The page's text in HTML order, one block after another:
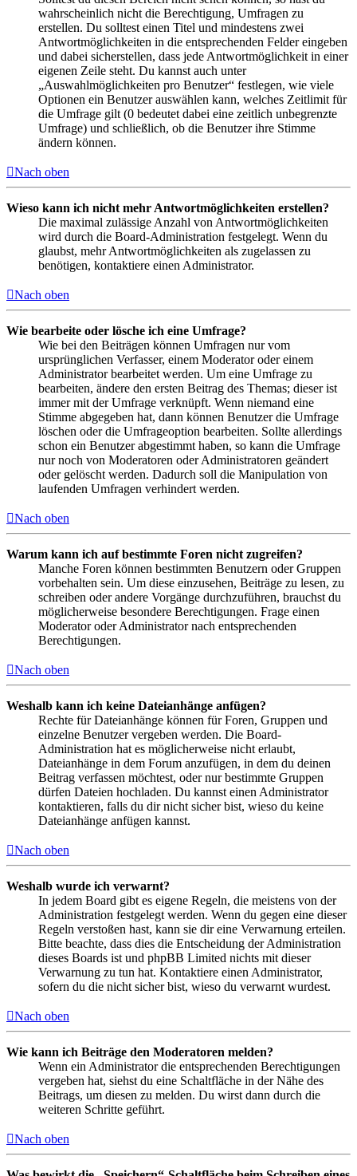
wahrscheinlich nicht die Berechtigung, Umfragen zu
erstellen. Du solltest einen Titel und mindestens zwei
Antwortmöglichkeiten in die entsprechenden Felder eingeben
und dabei sicherstellen, dass jede Antwortmöglichkeit in einer
eigenen Zeile steht. Du kannst auch unter
„Auswahlmöglichkeiten pro Benutzer“ festlegen, wie viele
Optionen ein Benutzer auswählen kann, welches Zeitlimit für
die Umfrage gilt (0 bedeutet dabei eine zeitlich unbegrenzte
Umfrage) und schließlich, ob die Benutzer ihre Stimme
ändern können.
Nach oben
Wieso kann ich nicht mehr Antwortmöglichkeiten erstellen?
Die maximal zulässige Anzahl von Antwortmöglichkeiten
wird durch die Board-Administration festgelegt. Wenn du
glaubst, mehr Antwortmöglichkeiten als zugelassen zu
benötigen, kontaktiere einen Administrator.
Nach oben
Wie bearbeite oder lösche ich eine Umfrage?
Wie bei den Beiträgen können Umfragen nur vom
ursprünglichen Verfasser, einem Moderator oder einem
Administrator bearbeitet werden. Um eine Umfrage zu
bearbeiten, ändere den ersten Beitrag des Themas; dieser ist
immer mit der Umfrage verknüpft. Wenn niemand eine
Stimme abgegeben hat, dann können Benutzer die Umfrage
löschen oder die Umfrageoption bearbeiten. Sollte allerdings
schon ein Benutzer abgestimmt haben, so kann die Umfrage
nur noch von Moderatoren oder Administratoren geändert
oder gelöscht werden. Dadurch soll die Manipulation von
laufenden Umfragen verhindert werden.
Nach oben
Warum kann ich auf bestimmte Foren nicht zugreifen?
Manche Foren können bestimmten Benutzern oder Gruppen
vorbehalten sein. Um diese einzusehen, Beiträge zu lesen, zu
schreiben oder andere Vorgänge durchzuführen, brauchst du
möglicherweise besondere Berechtigungen. Frage einen
Moderator oder Administrator nach entsprechenden
Berechtigungen.
Nach oben
Weshalb kann ich keine Dateianhänge anfügen?
Rechte für Dateianhänge können für Foren, Gruppen und
einzelne Benutzer vergeben werden. Die Board-
Administration hat es möglicherweise nicht erlaubt,
Dateianhänge in dem Forum anzufügen, in dem du deinen
Beitrag verfassen möchtest, oder nur bestimmte Gruppen
dürfen Dateien hochladen. Du kannst einen Administrator
kontaktieren, falls du dir nicht sicher bist, wieso du keine
Dateianhänge anfügen kannst.
Nach oben
Weshalb wurde ich verwarnt?
In jedem Board gibt es eigene Regeln, die meistens von der
Administration festgelegt werden. Wenn du gegen eine dieser
Regeln verstoßen hast, kann sie dir eine Verwarnung erteilen.
Bitte beachte, dass dies die Entscheidung der Administration
dieses Boards ist und phpBB Limited nichts mit dieser
Verwarnung zu tun hat. Kontaktiere einen Administrator,
sofern du die nicht sicher bist, wieso du verwarnt wurdest.
Nach oben
Wie kann ich Beiträge den Moderatoren melden?
Wenn ein Administrator die entsprechenden Berechtigungen
vergeben hat, siehst du eine Schaltfläche in der Nähe des
Beitrags, um diesen zu melden. Du wirst dann durch die
weiteren Schritte geführt.
Nach oben